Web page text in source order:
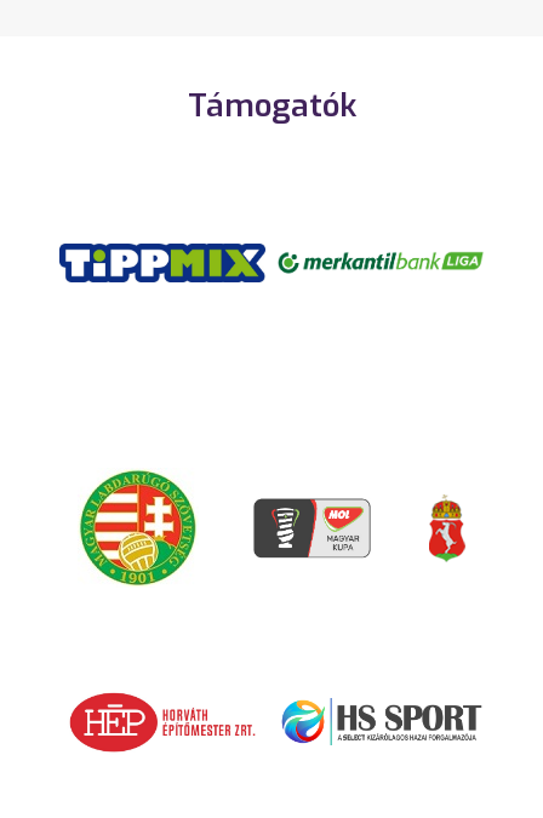
Támogatók